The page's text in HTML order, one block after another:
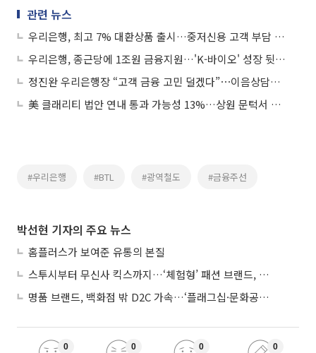
관련 뉴스
우리은행, 최고 7% 대환상품 출시…중저신용 고객 부담 완화
우리은행, 종근당에 1조원 금융지원…'K-바이오' 성장 뒷받침
정진완 우리은행장 “고객 금융 고민 덜겠다”⋯이음상담센터 신설
美 클래리티 법안 연내 통과 가능성 13%…상원 문턱서 제동
#우리은행 #BTL #광역철도 #금융주선
박선현 기자의 주요 뉴스
홈플러스가 보여준 유통의 본질
스투시부터 무신사 킥스까지…‘체험형’ 패션 브랜드, 잇단 제주행
명품 브랜드, 백화점 밖 D2C 가속…‘플래그십·문화공간’ 전략 눈길
0 0 0 0